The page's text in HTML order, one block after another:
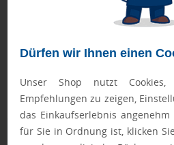
Dürfen wir Ihnen einen
Unser Shop nutzt
Empfehlungen zu zeigen,
das Einkaufserlebnis
für Sie in Ordnung ist, klicken
viel Platz für Einkäufe und ist der
umweltbewusste
deutlich und ansprechend zu
FASTLANE-Artikel werden nach
Geprüft von Ewa